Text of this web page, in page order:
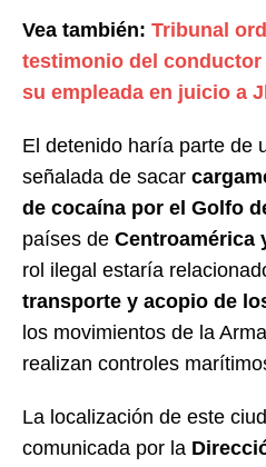
Vea también: Tribunal
testimonio del
su empleada en juicio a
El detenido haría parte de
señalada de sacar
de cocaína por el Golfo
países de Centroamérica
rol ilegal estaría
transporte y acopio de
los movimientos de la
realizan controles
La localización de este
comunicada por la